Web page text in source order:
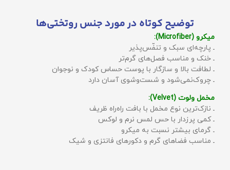
توضیح کوتاه در مورد جنس روتختی‌ها
میکرو (Microfiber):
ـ پارچه‌ای سبک و تنفّس‌پذیر
ـ خنک و مناسب فصل‌های گرم‌تر
ـ لطافت بالا و سازگار با پوست حساس کودک و نوجوان
ـ چروک‌نمی‌شود و شست‌وشوی آسان دارد
مخمل ولوت (Velvet):
ـ نازک‌ترین نوع مخمل با بافت راه‌راه ظریف
ـ کمی پرزدار با حس لمس نرم و لوکس
ـ گرمای بیشتر نسبت به میکرو
ـ مناسب فضاهای گرم و دکورهای فانتزی و شیک